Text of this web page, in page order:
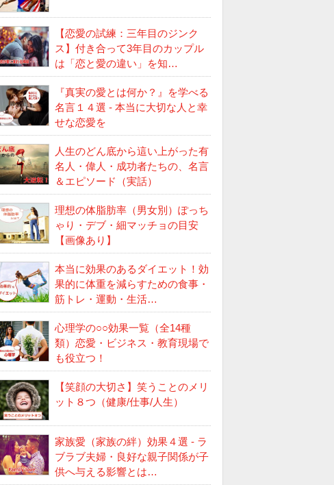
【恋愛の試練：三年目のジンク
ス】付き合って3年目のカップル
は「恋と愛の違い」を知…
『真実の愛とは何か？』を学べる
名言１４選 - 本当に大切な人と幸
せな恋愛を
人生のどん底から這い上がった有
名人・偉人・成功者たちの、名言
＆エピソード（実話）
理想の体脂肪率（男女別）ぽっち
ゃり・デブ・細マッチョの目安
【画像あり】
本当に効果のあるダイエット！効
果的に体重を減らすための食事・
筋トレ・運動・生活…
心理学の○○効果一覧（全14種
類）恋愛・ビジネス・教育現場で
も役立つ！
【笑顔の大切さ】笑うことのメリ
ット８つ（健康/仕事/人生）
家族愛（家族の絆）効果４選 - ラ
ブラブ夫婦・良好な親子関係が子
供へ与える影響とは…